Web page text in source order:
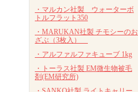
・マルカン社製 ウォーターボ
トルフラット350
・MARUKAN社製 チモシーのお
ざぶ（3枚入）
・アルファルファキューブ 1kg
・トーラス社製 EM微生物被毛
剤(EM研究所)